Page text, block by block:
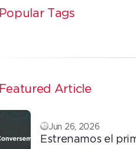
Popular Tags
Featured Article
Jun 26, 2026
Estrenamos el